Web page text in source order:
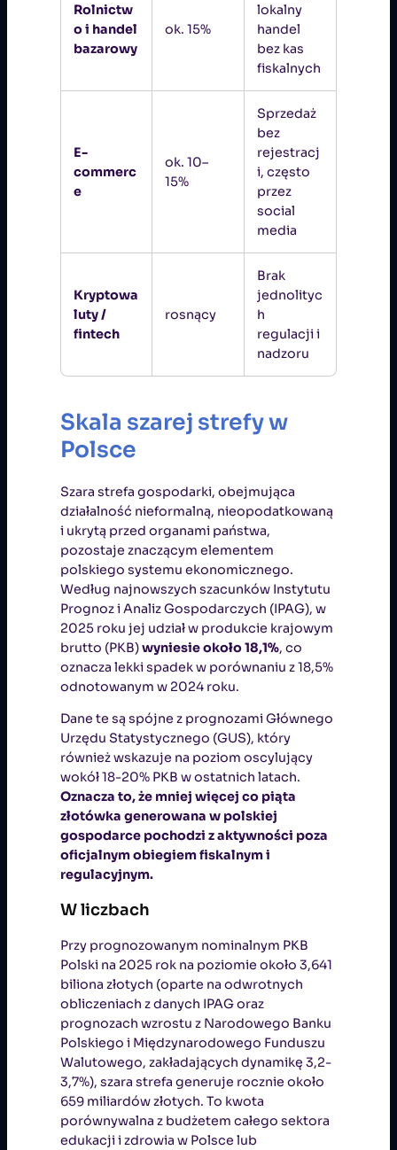
Rolnictw
o i handel
bazarowy
ok. 15%
lokalny
handel
bez kas
fiskalnych
E-
commerc
e
ok. 10–
15%
Sprzedaż
bez
rejestracj
i, często
przez
social
media
Kryptowa
luty /
fintech
rosnący
Brak
jednolityc
h
regulacji i
nadzoru
Skala szarej strefy w
Polsce
Szara strefa gospodarki, obejmująca
działalność nieformalną, nieopodatkowaną
i ukrytą przed organami państwa,
pozostaje znaczącym elementem
polskiego systemu ekonomicznego.
Według najnowszych szacunków Instytutu
Prognoz i Analiz Gospodarczych (IPAG), w
2025 roku jej udział w produkcie krajowym
brutto (PKB)wyniesie około 18,1%, co
oznacza lekki spadek w porównaniu z 18,5%
odnotowanym w 2024 roku.
Dane te są spójne z prognozami Głównego
Urzędu Statystycznego (GUS), który
również wskazuje na poziom oscylujący
wokół 18-20% PKB w ostatnich latach.
Oznacza to, że mniej więcej co piąta
złotówka generowana w polskiej
gospodarce pochodzi z aktywności poza
oficjalnym obiegiem fiskalnym i
regulacyjnym.
W liczbach
Przy prognozowanym nominalnym PKB
Polski na 2025 rok na poziomie około 3,641
biliona złotych (oparte na odwrotnych
obliczeniach z danych IPAG oraz
prognozach wzrostu z Narodowego Banku
Polskiego i Międzynarodowego Funduszu
Walutowego, zakładających dynamikę 3,2-
3,7%), szara strefa generuje rocznie około
659 miliardów złotych. To kwota
porównywalna z budżetem całego sektora
edukacji i zdrowia w Polsce lub